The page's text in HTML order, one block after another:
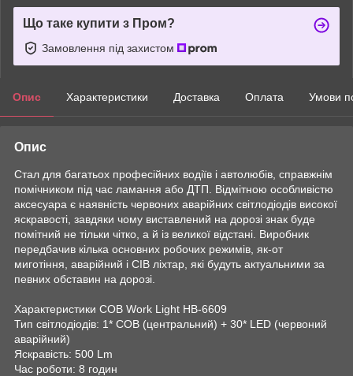
Що таке купити з Пром?
Замовлення під захистом
Опис Характеристики Доставка Оплата Умови
Опис
Стал для багатьох професійних водіїв і автолюбів, справжнім
помічником під час ламання або ДТП. Відмітною особливістю
аксесуара є наявність червоних аварійних світлодіодів високої
яскравості, завдяки чому виставлений на дорозі знак буде
помітний не тільки чітко, а й із великої відстані. Виробник
передбачив кілька основних робочих режимів, як-от
миготіння, аварійний і СІВ ліхтар, які будуть актуальними за
певних обставин на дорозі.
Характеристики COB Work Light HB-6609
Тип світлодіодів: 1* COB (центральний) + 30* LED (червоний
аварійний)
Яскравість: 500 Lm
Час роботи: 8 годин